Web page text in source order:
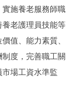
施養老服務師職
老護理員技能等
值、能力素質、
度，完善職工關
場工資水準監